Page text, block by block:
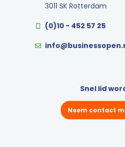
3011 SK Rotterdam
(0)10 - 452 57 25
Snel lid
Neem contact